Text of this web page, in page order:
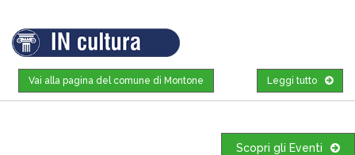
Leggi tutto
Vai alla pagina del comune di Montone
Scopri gli Eventi